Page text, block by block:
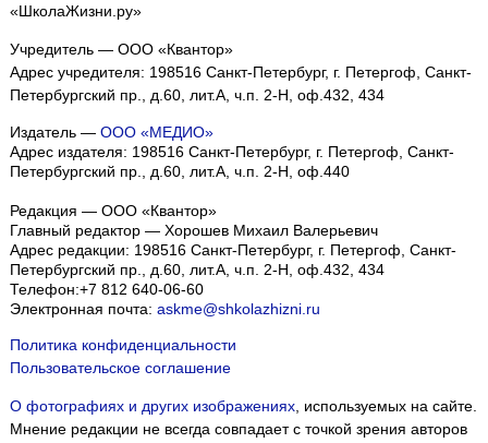
«ШколаЖизни.ру»
Учредитель — ООО «Квантор»
Адрес учредителя: 198516 Санкт-Петербург, г. Петергоф, Санкт-
Петербургский пр., д.60, лит.А, ч.п. 2-Н, оф.432, 434
Издатель — ООО «МЕДИО»
Адрес издателя: 198516 Санкт-Петербург, г. Петергоф, Санкт-
Петербургский пр., д.60, лит.А, ч.п. 2-Н, оф.440
Редакция — ООО «Квантор»
Главный редактор — Хорошев Михаил Валерьевич
Адрес редакции: 198516 Санкт-Петербург, г. Петергоф Санкт-
Петербургский пр., д.60, лит.А, ч.п. 2-Н, оф.432, 434
Телефон:+7 812 640-06-60
Электронная почта: askme@shkolazhizni.ru
Политика конфиденциальности
Пользовательское соглашение
О фотографиях и других изображениях, используемых на сайте.
Мнение редакции не всегда совпадает с точкой зрения авторов